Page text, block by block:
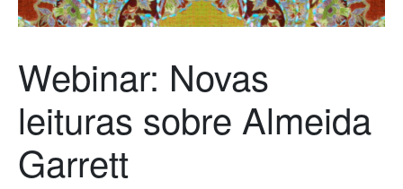
Webinar: Novas
leituras sobre Almeida
Garrett